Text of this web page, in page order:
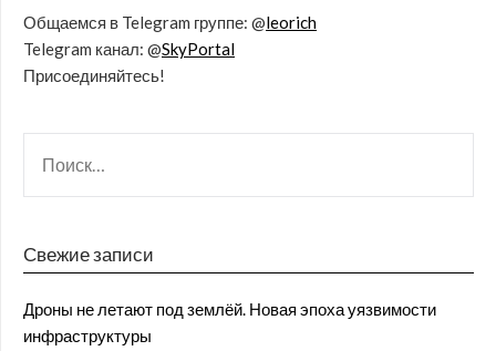
Общаемся в Telegram группе: @leorich
Telegram канал: @SkyPortal
Присоединяйтесь!
Свежие записи
Дроны не летают под землёй. Новая эпоха уязвимости
инфраструктуры